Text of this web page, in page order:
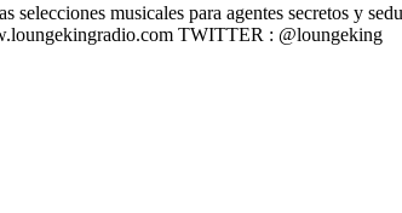
musicales para agentes secretos y
TWITTER : @loungeking